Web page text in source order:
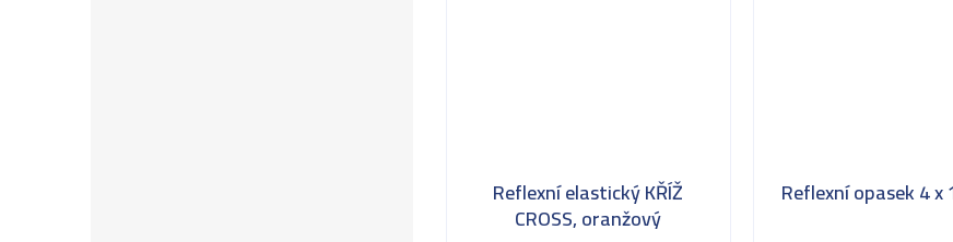
Reflexní elastický KŘÍŽ
CROSS, oranžový
Reflexní opasek 4 x